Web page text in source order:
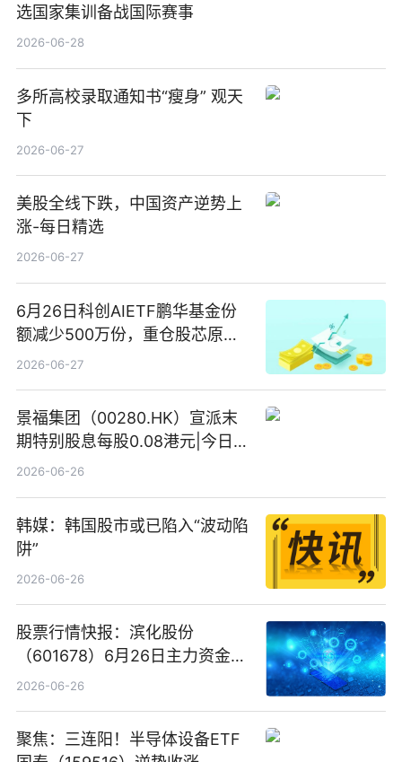
选国家集训备战国际赛事
2026-06-28
多所高校录取通知书“瘦身” 观天
下
2026-06-27
美股全线下跌，中国资产逆势上
涨-每日精选
2026-06-27
6月26日科创AIETF鹏华基金份
额减少500万份，重仓股芯原股
份、寒武纪、澜起科技 观速讯
2026-06-27
景福集团（00280.HK）宣派末
期特别股息每股0.08港元|今日快
看
2026-06-26
韩媒：韩国股市或已陷入“波动陷
阱”
2026-06-26
股票行情快报：滨化股份
（601678）6月26日主力资金净
卖出5964.34万元
2026-06-26
聚焦：三连阳！半导体设备ETF